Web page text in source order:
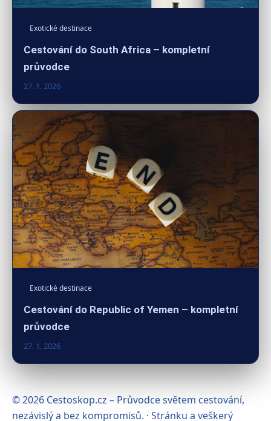
Exotické destinace
Cestování do South Africa – kompletní
průvodce
27. 1. 2026
Exotické destinace
Cestování do Republic of Yemen – kompletní
průvodce
27. 1. 2026
© 2026 Cestoskop.cz – Průvodce světem cestování,
nezávislý a bez kompromisů. · Stránku a veškerý